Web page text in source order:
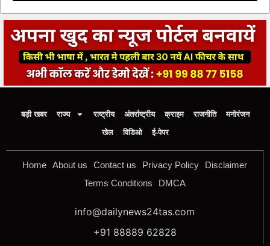
बड़ी खबर राज्य राष्ट्रीय अंतर्राष्ट्रीय क्राइम राजनीति
मनोरंजन
खेल
विडिओ ई-पेपर
Home About us Contact us Privacy Policy
Disclaimer
Terms Conditions
DMCA
info@dailynews24tas.com
+91 88889 62828